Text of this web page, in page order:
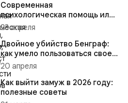
Современная
психологическая помощь или
этические особенности
психологов в эп...
23 апреля
Двойное убийство Бенграф:
как умело пользоваться своей
ненормальностью
20 апреля
Как выйти замуж в 2026 году:
полезные советы